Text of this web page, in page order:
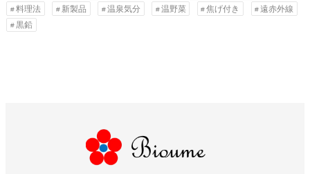
料理法
新製品 温泉気分 温野菜 焦げ付き
遠赤外線
黒鉛